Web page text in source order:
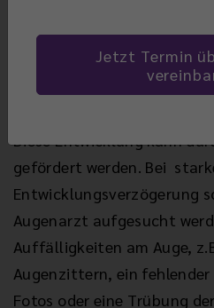
zwischen 3-6
Sehen und die
von komplexeren
Diese Entwicklung kann
gefördert werden. Bei
Entwicklungsverzögerung
Augenarzt aufgesucht
Auffälligkeiten am Auge,
Augenzittern, ein
Fotos oder eine Trübung
Jetzt Termin